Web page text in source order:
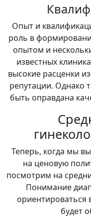
Опыт и
роль в
опытом и
известных
высокие расценки
репутации. Однако
быть оправдана
Теперь, когда мы
на ценовую
посмотрим на
Понимание
ориентироваться
будет